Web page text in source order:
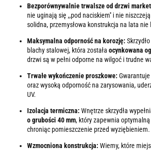
Bezporównywalnie trwalsze od drzwi
nie uginają się ,,pod naciskiem'' i nie
solidna, przemysłowa konstrukcja na lata nie
Maksymalna odporność na korozję:
blachy stalowej, która została ocynkowana
drzwi są w pełni odporne na wilgoć i trudne
Trwałe wykończenie proszkowe:
oraz wysoką odporność na zarysowania,
UV.
Izolacja termiczna: Wnętrze skrzydła
o grubości 40 mm, który zapewnia
chroniąc pomieszczenie przed wyziębieniem.
Wzmocniona konstrukcja: Wiemy, które